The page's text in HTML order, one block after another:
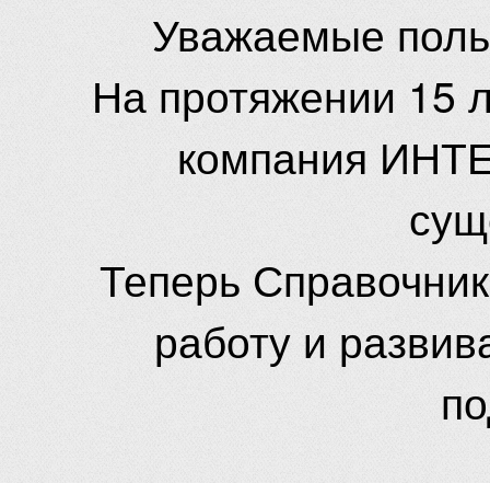
Уважаемые
На протяжении 15
компания
Теперь
работу и